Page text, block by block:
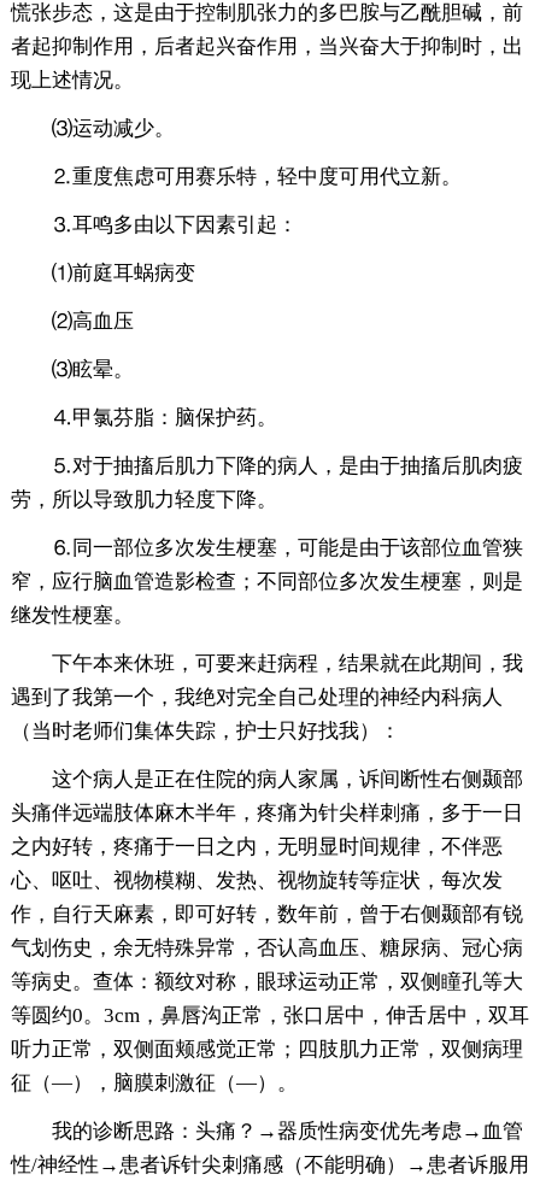
慌张步态，这是由于控制肌张力的多巴胺与乙酰胆碱，前
者起抑制作用，后者起兴奋作用，当兴奋大于抑制时，出
现上述情况。
⑶运动减少。
⒉重度焦虑可用赛乐特，轻中度可用代立新。
⒊耳鸣多由以下因素引起：
⑴前庭耳蜗病变
⑵高血压
⑶眩晕。
⒋甲氯芬脂：脑保护药。
⒌对于抽搐后肌力下降的病人，是由于抽搐后肌肉疲
劳，所以导致肌力轻度下降。
⒍同一部位多次发生梗塞，可能是由于该部位血管狭
窄，应行脑血管造影检查；不同部位多次发生梗塞，则是
继发性梗塞。
下午本来休班，可要来赶病程，结果就在此期间，我
遇到了我第一个，我绝对完全自己处理的神经内科病人
（当时老师们集体失踪，护士只好找我）：
这个病人是正在住院的病人家属，诉间断性右侧颞部
头痛伴远端肢体麻木半年，疼痛为针尖样刺痛，多于一日
之内好转，疼痛于一日之内，无明显时间规律，不伴恶
心、呕吐、视物模糊、发热、视物旋转等症状，每次发
作，自行天麻素，即可好转，数年前，曾于右侧颞部有锐
气划伤史，余无特殊异常，否认高血压、糖尿病、冠心病
等病史。查体：额纹对称，眼球运动正常，双侧瞳孔等大
等圆约0。3cm，鼻唇沟正常，张口居中，伸舌居中，双耳
听力正常，双侧面颊感觉正常；四肢肌力正常，双侧病理
征（—），脑膜刺激征（—）。
我的诊断思路：头痛？→器质性病变优先考虑→血管
性/神经性→患者诉针尖刺痛感（不能明确）→患者诉服用